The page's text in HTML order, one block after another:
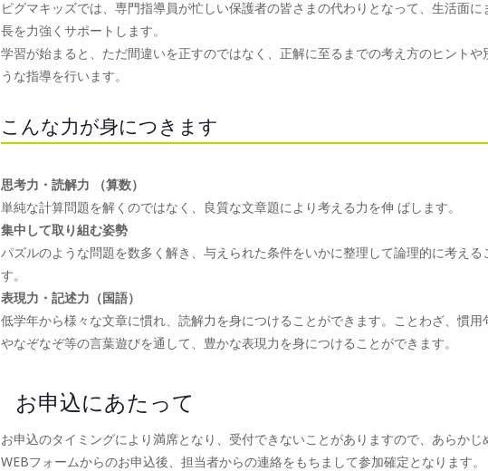
ピグマキッズでは、専門指導員が忙しい保護者の皆さまの代わりとなって、生活面
長を力強くサポートします。
学習が始まると、ただ間違いを正すのではなく、正解に至るまでの考え方のヒント
うな指導を行います。
こんな力が身につきます
思考力・読解力 （算数）
単純な計算問題を解くのではなく、良質な文章題により考える力を伸 ばします。
集中して取り組む姿勢
パズルのような問題を数多く解き、与えられた条件をいかに整理して論理的に考え
す。
表現力・記述力（国語）
低学年から様々な文章に慣れ、読解力を身につけることができます。ことわざ、慣
やなぞなぞ等の言葉遊びを通して、豊かな表現力を身につけることができます。
お申込にあたって
お申込のタイミングにより満席となり、受付できないことがありますので、あらかじ
WEBフォームからのお申込後、担当者からの連絡をもちまして参加確定となります。